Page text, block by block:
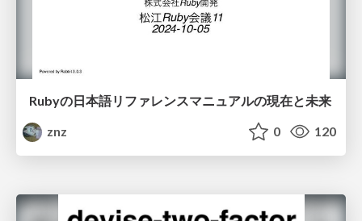
Rubyの日本語リファレンスマニュアルの現在と未来
znz
0 120